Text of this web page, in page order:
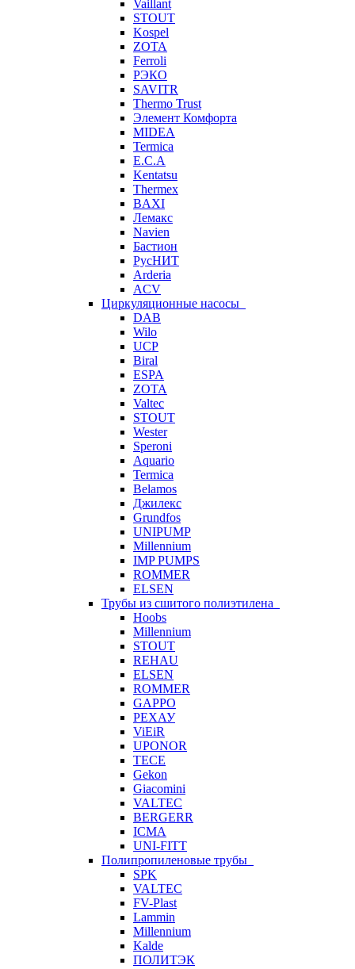
Vaillant
STOUT
Kospel
ZOTA
Ferroli
РЭКО
SAVITR
Thermo Trust
Элемент Комфорта
MIDEA
Termica
E.C.A
Kentatsu
Thermex
BAXI
Лемакс
Navien
Бастион
РусНИТ
Arderia
ACV
Циркуляционные насосы
DAB
Wilo
UCP
Biral
ESPA
ZOTA
Valtec
STOUT
Wester
Speroni
Aquario
Termica
Belamos
Джилекс
Grundfos
UNIPUMP
Millennium
IMP PUMPS
ROMMER
ELSEN
Трубы из сшитого полиэтилена
Hoobs
Millennium
STOUT
REHAU
ELSEN
ROMMER
GAPPO
РЕХАУ
ViEiR
UPONOR
TECE
Gekon
Giacomini
VALTEC
BERGERR
ICMA
UNI-FITT
Полипропиленовые трубы
SPK
VALTEC
FV-Plast
Lammin
Millennium
Kalde
ПОЛИТЭК